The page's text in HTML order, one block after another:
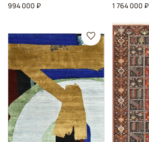
994 000 ₽
1 764 000 ₽